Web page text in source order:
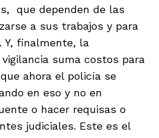
que dependen de las
a sus trabajos y para
Y, finalmente, la
suma costos para
ahora el policía se
en eso y no en
o hacer requisas o
judiciales. Este es el